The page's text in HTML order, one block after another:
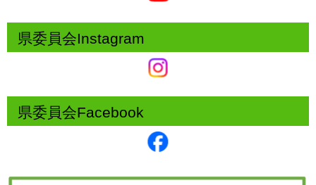
県委員会Instagram
県委員会Facebook